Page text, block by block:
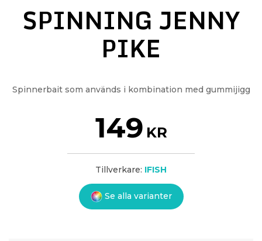
SPINNING JENNY
PIKE
Spinnerbait som används i kombination med gummijigg
149 KR
Tillverkare: IFISH
Se alla varianter